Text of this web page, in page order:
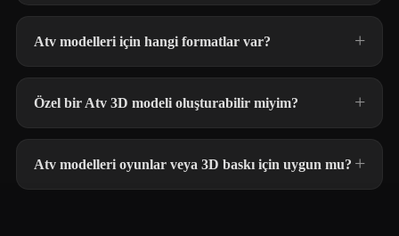
Atv modelleri için hangi formatlar var?
Özel bir Atv 3D modeli oluşturabilir miyim?
Atv modelleri oyunlar veya 3D baskı için uygun mu?